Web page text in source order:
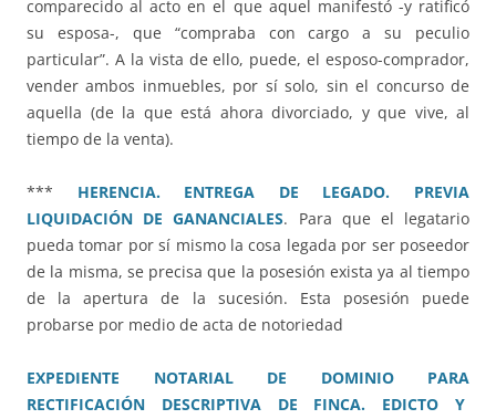
comparecido al acto en el que aquel manifestó -y ratificó
su esposa-, que “compraba con cargo a su peculio
particular”. A la vista de ello, puede, el esposo-comprador,
vender ambos inmuebles, por sí solo, sin el concurso de
aquella (de la que está ahora divorciado, y que vive, al
tiempo de la venta).
*** HERENCIA. ENTREGA DE LEGADO. PREVIA
LIQUIDACIÓN DE GANANCIALES. Para que el legatario
pueda tomar por sí mismo la cosa legada por ser poseedor
de la misma, se precisa que la posesión exista ya al tiempo
de la apertura de la sucesión. Esta posesión puede
probarse por medio de acta de notoriedad
EXPEDIENTE NOTARIAL DE DOMINIO PARA
RECTIFICACIÓN DESCRIPTIVA DE FINCA. EDICTO Y